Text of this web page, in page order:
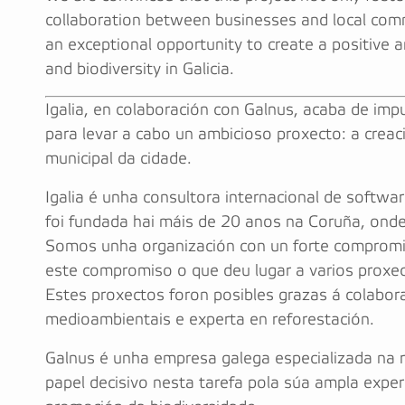
collaboration between businesses and local
an exceptional opportunity to create a positive
and biodiversity in Galicia.
Igalia, en colaboración con Galnus, acaba de
para levar a cabo un ambicioso proxecto: a
municipal da cidade.
Igalia é unha consultora internacional de
foi fundada hai máis de 20 anos na Coruña,
Somos unha organización con un forte
este compromiso o que deu lugar a varios
Estes proxectos foron posibles grazas á
medioambientais e experta en reforestación.
Galnus é unha empresa galega especializada
papel decisivo nesta tarefa pola súa ampla